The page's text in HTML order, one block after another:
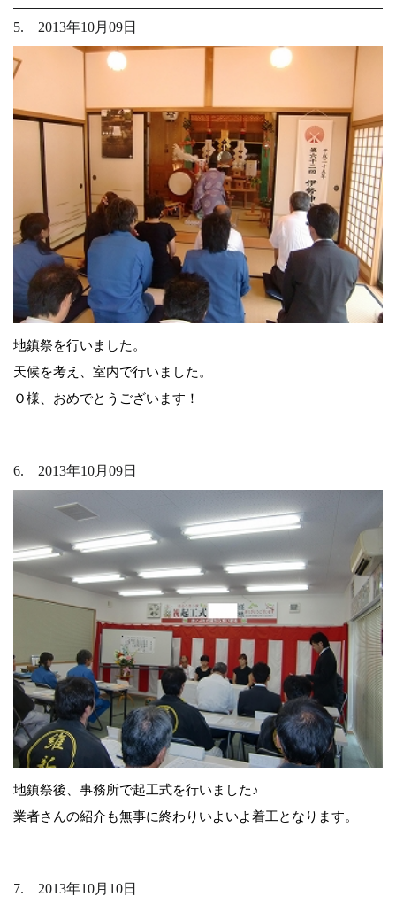
5. 2013年10月09日
地鎮祭を行いました。
天候を考え、室内で行いました。
Ｏ様、おめでとうございます！
6. 2013年10月09日
地鎮祭後、事務所で起工式を行いました♪
業者さんの紹介も無事に終わりいよいよ着工となります。
7. 2013年10月10日